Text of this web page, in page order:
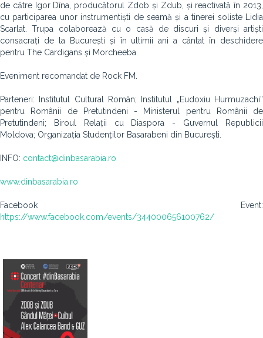
de către Igor Dîna, producătorul Zdob și Zdub, și reactivată în 2013,
cu participarea unor instrumentiști de seamă și a tinerei soliste Lidia
Scarlat. Trupa colaborează cu o casă de discuri și diverși artiști
consacrați de la București și în ultimii ani a cântat în deschidere
pentru The Cardigans și Morcheeba.
Eveniment recomandat de Rock FM.
Parteneri: Institutul Cultural Român; Institutul „Eudoxiu Hurmuzachi”
pentru Românii de Pretutindeni - Ministerul pentru Românii de
Pretutindeni; Biroul Relații cu Diaspora - Guvernul Republicii
Moldova; Organizația Studenților Basarabeni din București.
INFO: contact@dinbasarabia.ro
www.dinbasarabia.ro
Facebook Event:
https://www.facebook.com/events/344000656100762/